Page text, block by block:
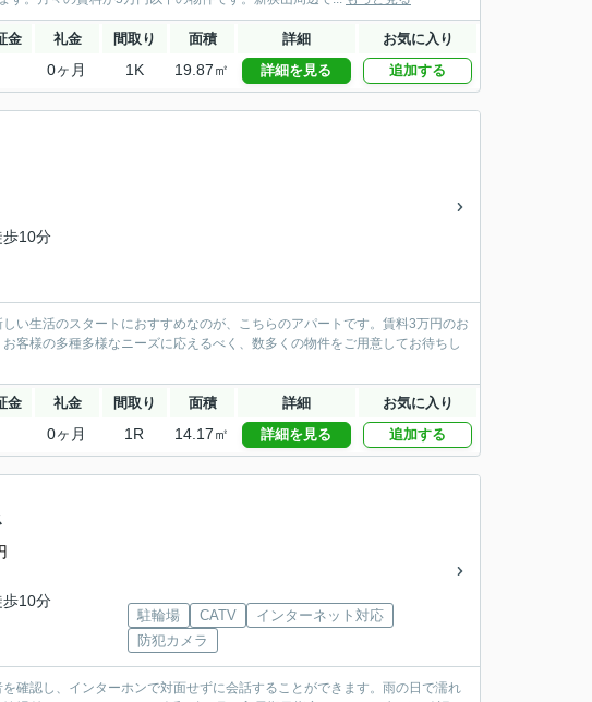
金 礼金 間取り 面積 詳細 お気に入り
0ヶ月 1K 19.87㎡ 詳細を見る 追加する
歩10分
い生活のスタートにおすすめなのが、こちらのアパートです。賃料3万円のお
客様の多種多様なニーズに応えるべく、数多くの物件をご用意してお待ちし
金 礼金 間取り 面積 詳細 お気に入り
0ヶ月 1R 14.17㎡ 詳細を見る 追加する
歩10分
駐輪場 CATV
インターネット対応
防犯カメラ
確認し、インターホンで対面せずに会話することができます。雨の日で濡れ